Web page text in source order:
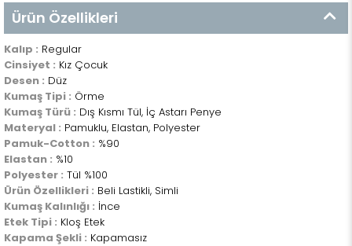
Ürün Özellikleri
Kalıp : Regular
Cinsiyet : Kız Çocuk
Desen : Düz
Kumaş Tipi : Örme
Kumaş Türü : Dış Kısmı Tül, İç Astarı Penye
Materyal : Pamuklu, Elastan, Polyester
Pamuk-Cotton : %90
Elastan : %10
Polyester : Tül %100
Ürün Özellikleri : Beli Lastikli, Simli
Kumaş Kalınlığı : İnce
Etek Tipi : Kloş Etek
Kapama Şekli : Kapamasız